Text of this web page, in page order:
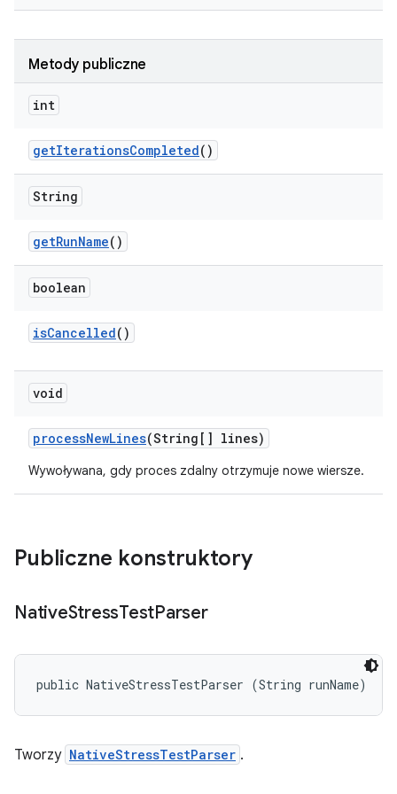
Metody publiczne
int
getIterationsCompleted()
String
getRunName()
boolean
isCancelled()
void
processNewLines(String[] lines)
Wywoływana, gdy proces zdalny otrzymuje nowe wiersze.
Publiczne konstruktory
NativeStressTestParser
public NativeStressTestParser (String runName)
Tworzy NativeStressTestParser .